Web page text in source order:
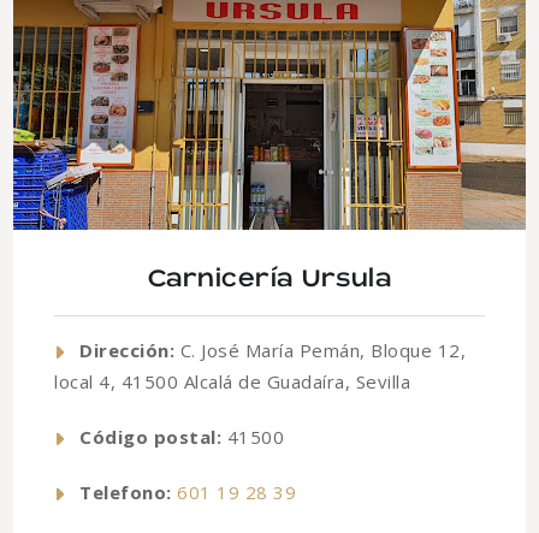
Carnicería Ursula
Dirección: C. José María Pemán, Bloque 12,
local 4, 41500 Alcalá de Guadaíra, Sevilla
Código postal: 41500
Telefono: 601 19 28 39